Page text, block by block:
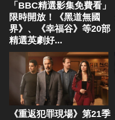
「BBC精選影集免費看」
限時開放！《黑道無國
界》、《幸福谷》等20部
精選英劇好...
《重返犯罪現場》第21季